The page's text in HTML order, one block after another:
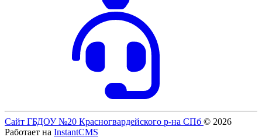
Сайт ГБДОУ №20 Красногвардейского р-на СПб © 2026
Работает на InstantCMS